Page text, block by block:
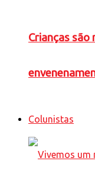
Crianças são
Colunistas